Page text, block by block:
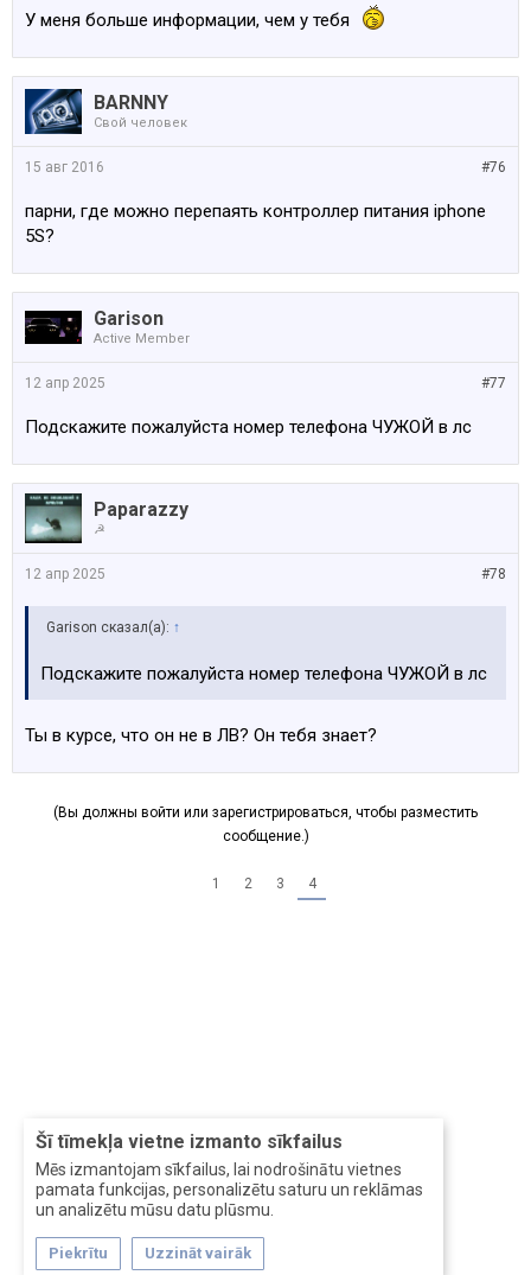
Šī tīmekļa vietne izmanto sīkfailus
Mēs izmantojam sīkfailus, lai nodrošinātu vietnes
pamata funkcijas, personalizētu saturu un reklāmas
un analizētu mūsu datu plūsmu.
Piekrītu Uzzināt vairāk
У меня больше информации, чем у тебя
BARNNY
Свой человек
#76
15 авг 2016
парни, где можно перепаять контроллер питания iphone
5S?
Garison
Active Member
#77
12 апр 2025
Подскажите пожалуйста номер телефона ЧУЖОЙ в лс
Paparazzy
☭
#78
12 апр 2025
Garison сказал(а): ↑
Подскажите пожалуйста номер телефона ЧУЖОЙ в лс
Ты в курсе, что он не в ЛВ? Он тебя знает?
(Вы должны войти или зарегистрироваться, чтобы разместить
сообщение.)
1 2 3 4